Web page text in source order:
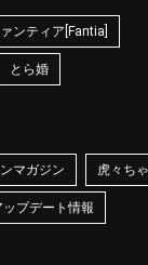
ンティア[Fantia]
とら婚
マガジン 虎々ち
ップデート情報